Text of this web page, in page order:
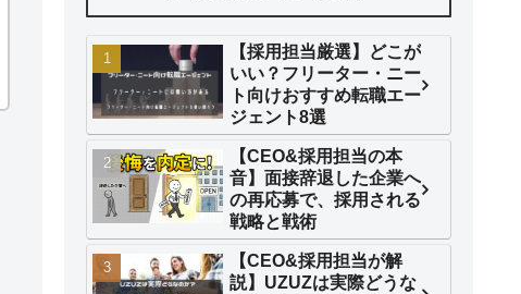
【採用担当厳選】どこが
いい？フリーター・ニー
ト向けおすすめ転職エー
ジェント8選
【CEO&採用担当の本
音】面接辞退した企業へ
の再応募で、採用される
戦略と戦術
【CEO&採用担当が解
説】UZUZは実際どうな